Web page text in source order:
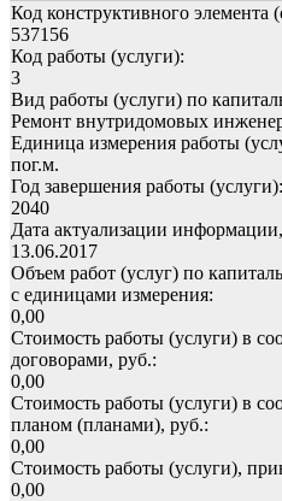
Код конструктивного элемента
537156
Код работы (услуги):
3
Вид работы (услуги) по
Ремонт внутридомовых
Единица измерения работы
пог.м.
Год завершения работы (услуги):
2040
Дата актуализации
13.06.2017
Объем работ (услуг) по
с единицами измерения:
0,00
Стоимость работы (услуги) в
договорами, руб.:
0,00
Стоимость работы (услуги) в
планом (планами), руб.:
0,00
Стоимость работы (услуги),
0,00